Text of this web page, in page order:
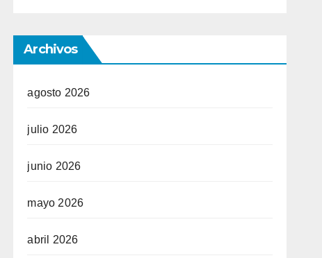
Archivos
agosto 2026
julio 2026
junio 2026
mayo 2026
abril 2026